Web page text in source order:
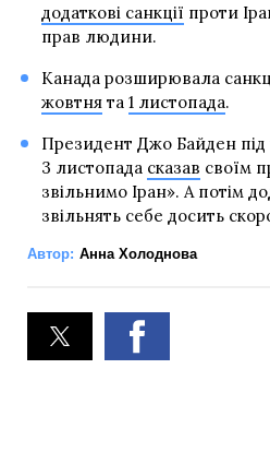
додаткові санкції проти
прав людини.
Канада розширювала
жовтнята 1 листопада.
Президент Джо Байден під
3 листопада сказав своїм
звільнимо Іран». А потім
звільнять себе досить
Автор: Анна Холоднова